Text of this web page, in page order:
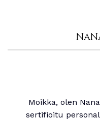
Moikka, olen
sertifioitu